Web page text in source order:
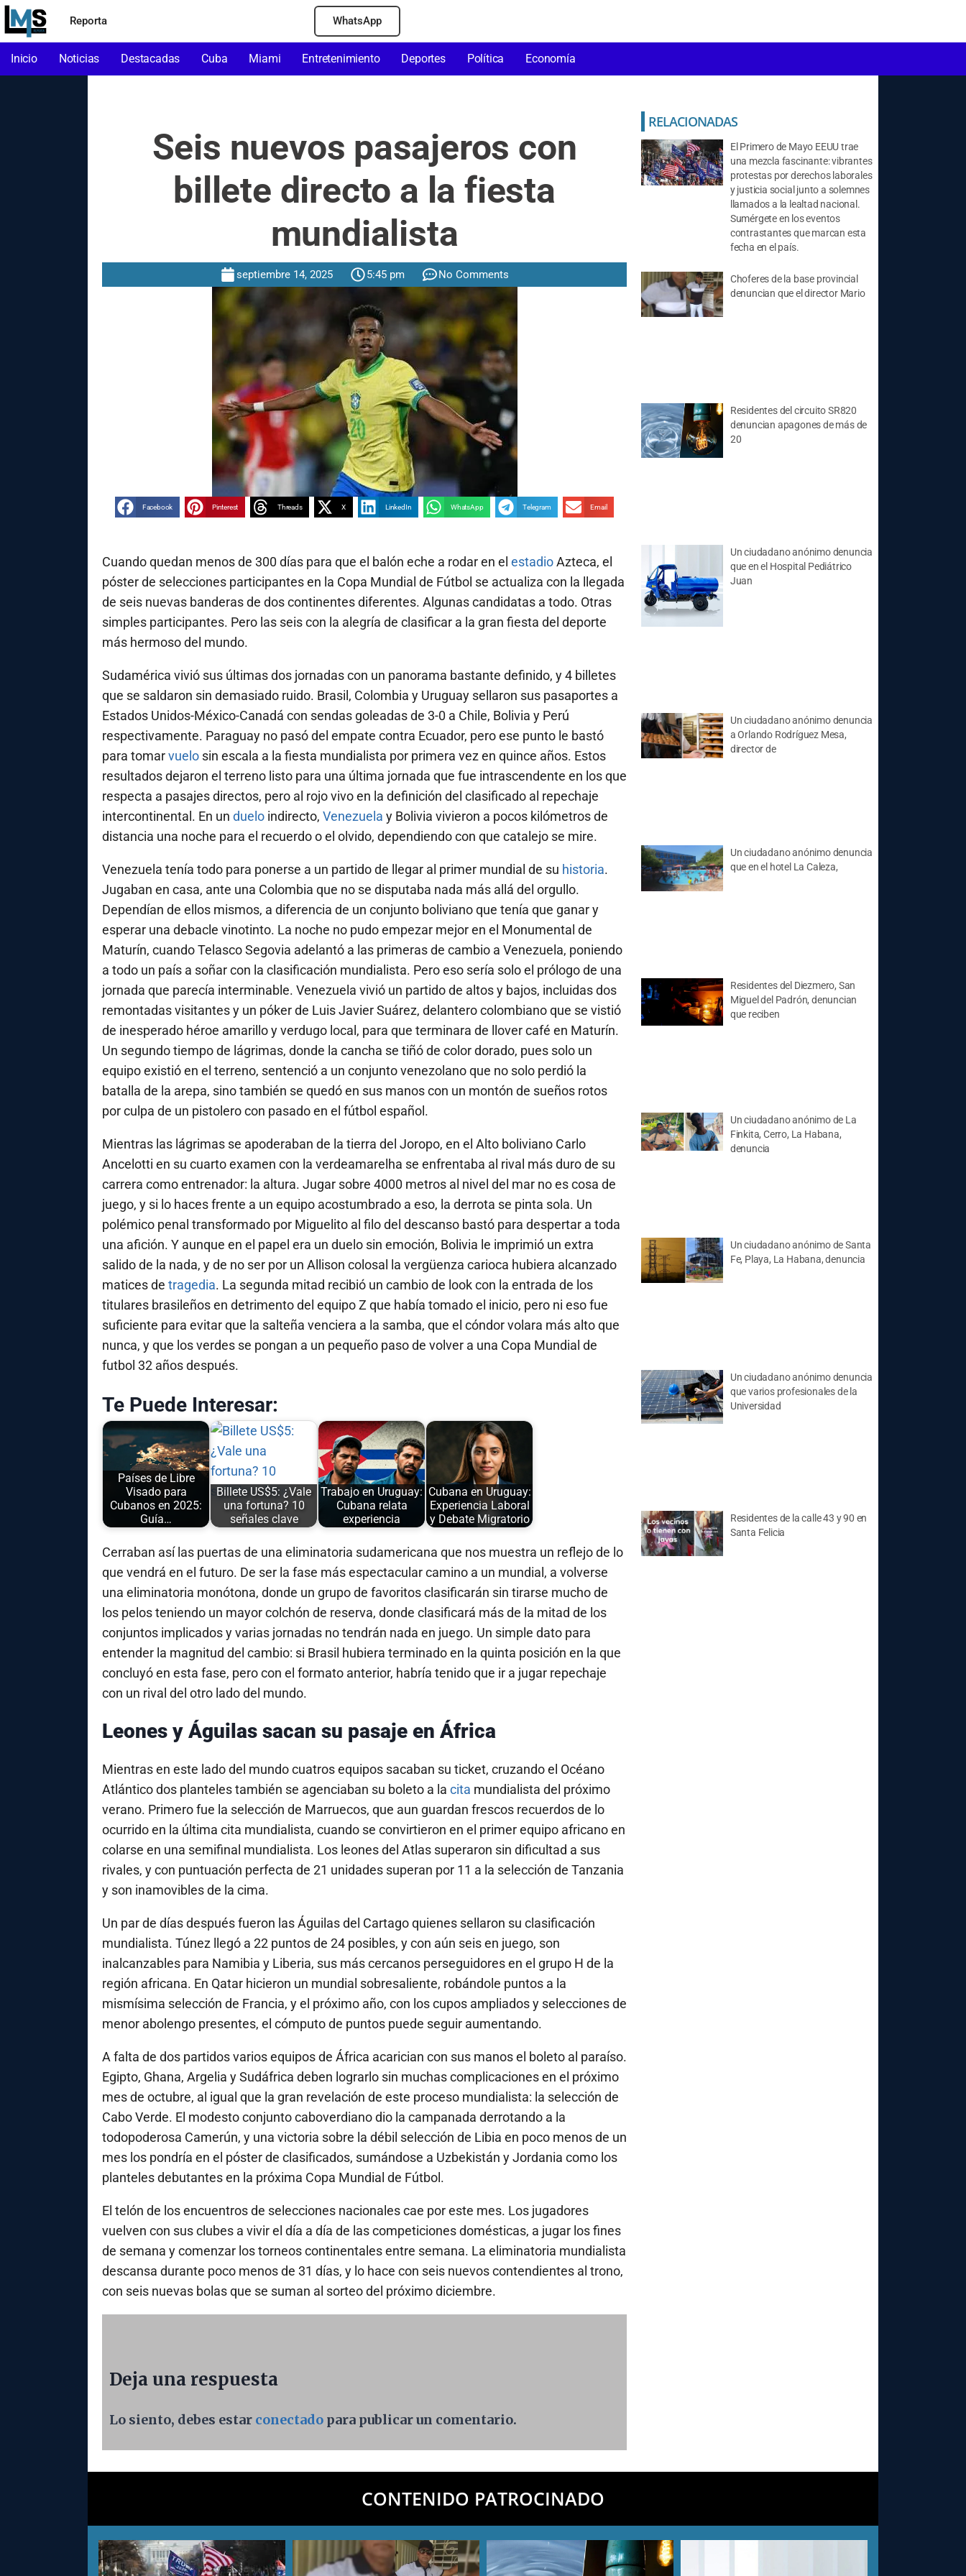
Reporta WhatsApp
Inicio Noticias Destacadas Cuba Miami Entretenimiento Deportes Política Economía
Seis nuevos pasajeros con
billete directo a la fiesta
mundialista
septiembre 14, 2025 5:45 pm No Comments
Facebook Pinterest Threads X LinkedIn WhatsApp Telegram Email
Cuando quedan menos de 300 días para que el balón eche a rodar en el estadioAzteca, el
póster de selecciones participantes en la Copa Mundial de Fútbol se actualiza con la llegada
de seis nuevas banderas de dos continentes diferentes. Algunas candidatas a todo. Otras
simples participantes. Pero las seis con la alegría de clasificar a la gran fiesta del deporte
más hermoso del mundo.
Sudamérica vivió sus últimas dos jornadas con un panorama bastante definido, y 4 billetes
que se saldaron sin demasiado ruido. Brasil, Colombia y Uruguay sellaron sus pasaportes a
Estados Unidos-México-Canadá con sendas goleadas de 3-0 a Chile, Bolivia y Perú
respectivamente. Paraguay no pasó del empate contra Ecuador, pero ese punto le bastó
para tomarvuelo sin escala a la fiesta mundialista por primera vez en quince años. Estos
resultados dejaron el terreno listo para una última jornada que fue intrascendente en los que
respecta a pasajes directos, pero al rojo vivo en la definición del clasificado al repechaje
intercontinental. En un duelo indirecto, Venezuela y Bolivia vivieron a pocos kilómetros de
distancia una noche para el recuerdo o el olvido, dependiendo con que catalejo se mire.
Venezuela tenía todo para ponerse a un partido de llegar al primer mundial de su historia.
Jugaban en casa, ante una Colombia que no se disputaba nada más allá del orgullo.
Dependían de ellos mismos, a diferencia de un conjunto boliviano que tenía que ganar y
esperar una debacle vinotinto. La noche no pudo empezar mejor en el Monumental de
Maturín, cuando Telasco Segovia adelantó a las primeras de cambio a Venezuela, poniendo
a todo un país a soñar con la clasificación mundialista. Pero eso sería solo el prólogo de una
jornada que parecía interminable. Venezuela vivió un partido de altos y bajos, incluidas dos
remontadas visitantes y un póker de Luis Javier Suárez, delantero colombiano que se vistió
de inesperado héroe amarillo y verdugo local, para que terminara de llover café en Maturín.
Un segundo tiempo de lágrimas, donde la cancha se tiñó de color dorado, pues solo un
equipo existió en el terreno, sentenció a un conjunto venezolano que no solo perdió la
batalla de la arepa, sino también se quedó en sus manos con un montón de sueños rotos
por culpa de un pistolero con pasado en el fútbol español.
Mientras las lágrimas se apoderaban de la tierra del Joropo, en el Alto boliviano Carlo
Ancelotti en su cuarto examen con la verdeamarelha se enfrentaba al rival más duro de su
carrera como entrenador: la altura. Jugar sobre 4000 metros al nivel del mar no es cosa de
juego, y si lo haces frente a un equipo acostumbrado a eso, la derrota se pinta sola. Un
polémico penal transformado por Miguelito al filo del descanso bastó para despertar a toda
una afición. Y aunque en el papel era un duelo sin emoción, Bolivia le imprimió un extra
salido de la nada, y de no ser por un Allison colosal la vergüenza carioca hubiera alcanzado
matices de tragedia. La segunda mitad recibió un cambio de look con la entrada de los
titulares brasileños en detrimento del equipo Z que había tomado el inicio, pero ni eso fue
suficiente para evitar que la salteña venciera a la samba, que el cóndor volara más alto que
nunca, y que los verdes se pongan a un pequeño paso de volver a una Copa Mundial de
futbol 32 años después.
Te Puede Interesar:
Países de Libre
Visado para
Cubanos en 2025:
Guía…
Billete US$5: ¿Vale
una fortuna? 10
señales clave
Trabajo en Uruguay:
Cubana relata
experiencia
Cubana en Uruguay:
Experiencia Laboral
y Debate Migratorio
Cerraban así las puertas de una eliminatoria sudamericana que nos muestra un reflejo de lo
que vendrá en el futuro. De ser la fase más espectacular camino a un mundial, a volverse
una eliminatoria monótona, donde un grupo de favoritos clasificarán sin tirarse mucho de
los pelos teniendo un mayor colchón de reserva, donde clasificará más de la mitad de los
conjuntos implicados y varias jornadas no tendrán nada en juego. Un simple dato para
entender la magnitud del cambio: si Brasil hubiera terminado en la quinta posición en la que
concluyó en esta fase, pero con el formato anterior, habría tenido que ir a jugar repechaje
con un rival del otro lado del mundo.
Leones y Águilas sacan su pasaje en África
Mientras en este lado del mundo cuatros equipos sacaban su ticket, cruzando el Océano
Atlántico dos planteles también se agenciaban su boleto a la cita mundialista del próximo
verano. Primero fue la selección de Marruecos, que aun guardan frescos recuerdos de lo
ocurrido en la última cita mundialista, cuando se convirtieron en el primer equipo africano en
colarse en una semifinal mundialista. Los leones del Atlas superaron sin dificultad a sus
rivales, y con puntuación perfecta de 21 unidades superan por 11 a la selección de Tanzania
y son inamovibles de la cima.
Un par de días después fueron las Águilas del Cartago quienes sellaron su clasificación
mundialista. Túnez llegó a 22 puntos de 24 posibles, y con aún seis en juego, son
inalcanzables para Namibia y Liberia, sus más cercanos perseguidores en el grupo H de la
región africana. En Qatar hicieron un mundial sobresaliente, robándole puntos a la
mismísima selección de Francia, y el próximo año, con los cupos ampliados y selecciones de
menor abolengo presentes, el cómputo de puntos puede seguir aumentando.
A falta de dos partidos varios equipos de África acarician con sus manos el boleto al paraíso.
Egipto, Ghana, Argelia y Sudáfrica deben lograrlo sin muchas complicaciones en el próximo
mes de octubre, al igual que la gran revelación de este proceso mundialista: la selección de
Cabo Verde. El modesto conjunto caboverdiano dio la campanada derrotando a la
todopoderosa Camerún, y una victoria sobre la débil selección de Libia en poco menos de un
mes los pondría en el póster de clasificados, sumándose a Uzbekistán y Jordania como los
planteles debutantes en la próxima Copa Mundial de Fútbol.
El telón de los encuentros de selecciones nacionales cae por este mes. Los jugadores
vuelven con sus clubes a vivir el día a día de las competiciones domésticas, a jugar los fines
de semana y comenzar los torneos continentales entre semana. La eliminatoria mundialista
descansa durante poco menos de 31 días, y lo hace con seis nuevos contendientes al trono,
con seis nuevas bolas que se suman al sorteo del próximo diciembre.
Deja una respuesta
Lo siento, debes estar conectado para publicar un comentario.
El Primero de Mayo EEUU trae
una mezcla fascinante: vibrantes
protestas por derechos laborales
y justicia social junto a solemnes
llamados a la lealtad nacional.
Sumérgete en los eventos
contrastantes que marcan esta
fecha en el país.
Choferes de la base provincial
denuncian que el director Mario
Residentes del circuito SR820
denuncian apagones de más de
20
Un ciudadano anónimo denuncia
que en el Hospital Pediátrico
Juan
Un ciudadano anónimo denuncia
a Orlando Rodríguez Mesa,
director de
Un ciudadano anónimo denuncia
que en el hotel La Caleza,
Residentes del Diezmero, San
Miguel del Padrón, denuncian
que reciben
Un ciudadano anónimo de La
Finkita, Cerro, La Habana,
denuncia
Un ciudadano anónimo de Santa
Fe, Playa, La Habana, denuncia
Un ciudadano anónimo denuncia
que varios profesionales de la
Universidad
Residentes de la calle 43 y 90 en
Santa Felicia
RELACIONADAS
CONTENIDO PATROCINADO